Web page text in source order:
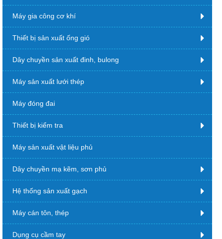
Máy gia công cơ khí
Thiết bị sản xuất ống gió
Dây chuyền sản xuất đinh, bulong
Máy sản xuất lưới thép
Máy đóng đai
Thiết bị kiểm tra
Máy sản xuất vật liệu phủ
Dây chuyền mạ kẽm, sơn phủ
Hệ thống sản xuất gạch
Máy cán tôn, thép
Dụng cụ cầm tay